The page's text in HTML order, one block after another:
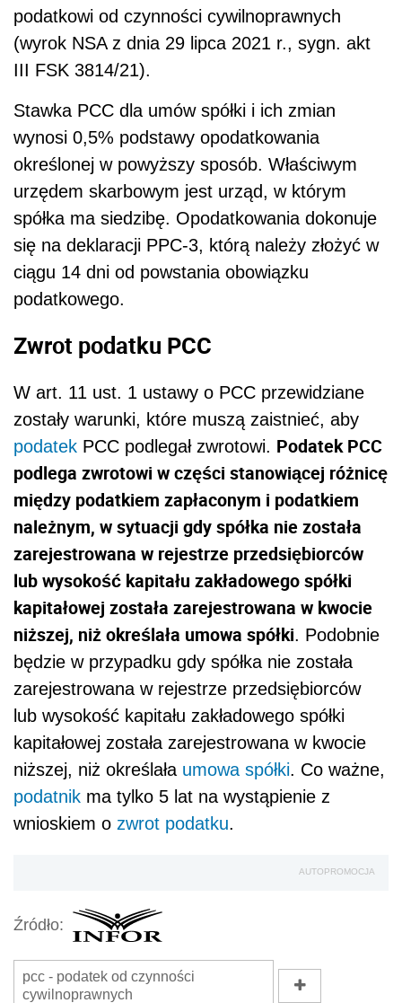
podatkowi od czynności cywilnoprawnych
(wyrok NSA z dnia 29 lipca 2021 r., sygn. akt
III FSK 3814/21).
Stawka PCC dla umów spółki i ich zmian
wynosi 0,5% podstawy opodatkowania
określonej w powyższy sposób. Właściwym
urzędem skarbowym jest urząd, w którym
spółka ma siedzibę. Opodatkowania dokonuje
się na deklaracji PPC-3, którą należy złożyć w
ciągu 14 dni od powstania obowiązku
podatkowego.
Zwrot podatku PCC
W art. 11 ust. 1 ustawy o PCC przewidziane
zostały warunki, które muszą zaistnieć, aby
podatek PCC podlegał zwrotowi. Podatek PCC
podlega zwrotowi w części stanowiącej różnicę
między podatkiem zapłaconym i podatkiem
należnym, w sytuacji gdy spółka nie została
zarejestrowana w rejestrze przedsiębiorców
lub wysokość kapitału zakładowego spółki
kapitałowej została zarejestrowana w kwocie
niższej, niż określała umowa spółki. Podobnie
będzie w przypadku gdy spółka nie została
zarejestrowana w rejestrze przedsiębiorców
lub wysokość kapitału zakładowego spółki
kapitałowej została zarejestrowana w kwocie
niższej, niż określała umowa spółki. Co ważne,
podatnik ma tylko 5 lat na wystąpienie z
wnioskiem o zwrot podatku.
AUTOPROMOCJA
Źródło:
pcc - podatek od czynności
cywilnoprawnych